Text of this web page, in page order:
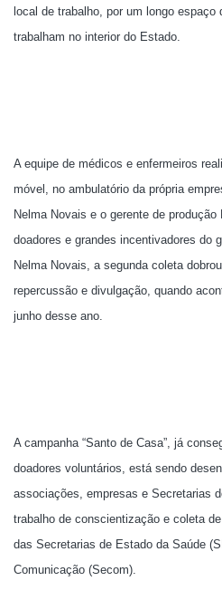
local de trabalho, por um longo
trabalham no interior do Estado.
A equipe de médicos e enfermeiros
móvel, no ambulatório da própria
Nelma Novais e o gerente de
doadores e grandes incentivadores do
Nelma Novais, a segunda coleta
repercussão e divulgação, quando
junho desse ano.
A campanha “Santo de Casa”, já
doadores voluntários, está sendo
associações, empresas e Secretarias
trabalho de conscientização e coleta
das Secretarias de Estado da Saúde
Comunicação (Secom).